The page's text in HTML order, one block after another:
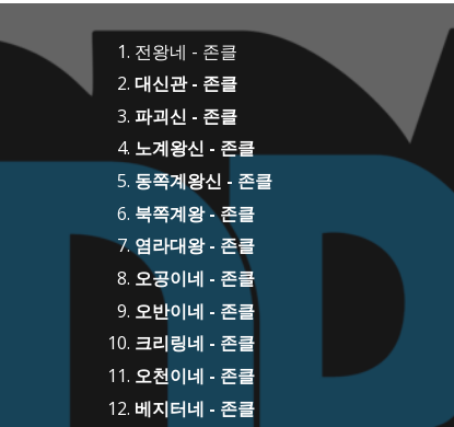
전왕네 - 존클
대신관 - 존클
파괴신 - 존클
노계왕신 - 존클
동쪽계왕신 - 존클
북쪽계왕 - 존클
염라대왕 - 존클
오공이네 - 존클
오반이네 - 존클
크리링네 - 존클
오천이네 - 존클
베지터네 - 존클